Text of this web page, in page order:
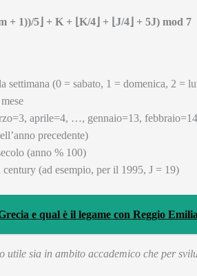
+ 1))/5⌋ + K + ⌊K/4⌋ + ⌊J/4⌋ + 5J) mod 7
settimana (0 = sabato, 1 = domenica, 2 =
aprile=4, …, gennaio=13,
precedente)
(anno % 100)
century (ad esempio, per il 1995, J = 19)
e qual è il legame con Reggio Emilia
utile sia in ambito accademico che per